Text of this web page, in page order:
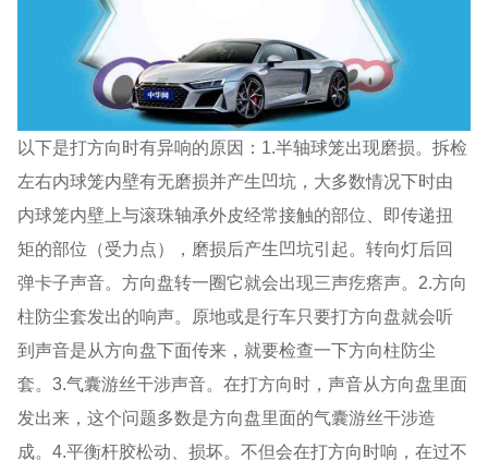
以下是打方向时有异响的原因：1.半轴球笼出现磨损。拆检
左右内球笼内壁有无磨损并产生凹坑，大多数情况下时由
内球笼内壁上与滚珠轴承外皮经常接触的部位、即传递扭
矩的部位（受力点），磨损后产生凹坑引起。转向灯后回
弹卡子声音。方向盘转一圈它就会出现三声疙瘩声。2.方向
柱防尘套发出的响声。原地或是行车只要打方向盘就会听
到声音是从方向盘下面传来，就要检查一下方向柱防尘
套。3.气囊游丝干涉声音。在打方向时，声音从方向盘里面
发出来，这个问题多数是方向盘里面的气囊游丝干涉造
成。4.平衡杆胶松动、损坏。不但会在打方向时响，在过不